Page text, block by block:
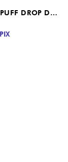
TOUCA DDS PUFF DROP DEAD